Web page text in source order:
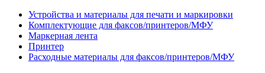
Устройства и материалы для печати и маркировки
Комплектующие для факсов/принтеров/МФУ
Маркерная лента
Принтер
Расходные материалы для факсов/принтеров/МФУ